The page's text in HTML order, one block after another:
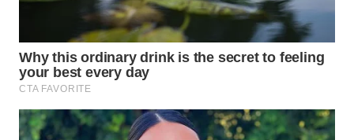
WN
NIAS